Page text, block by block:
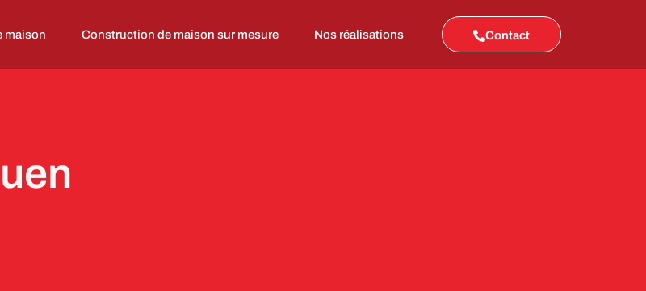
maison Construction de maison sur mesure Nos réalisations Contact